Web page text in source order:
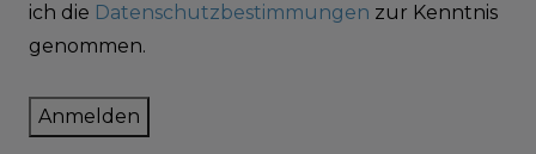
ich die Datenschutzbestimmungen zur Kenntnis
genommen.
Anmelden